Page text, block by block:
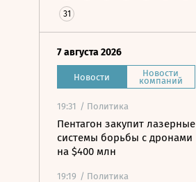
31
7 августа 2026
Новости Новости
компаний
19:31 / Политика
Пентагон закупит лазерные
системы борьбы с дронами
на $400 млн
19:19 / Политика